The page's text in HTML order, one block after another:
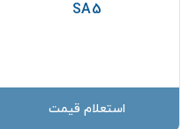
SA5
استعلام قیمت